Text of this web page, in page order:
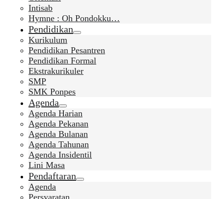
Intisab
Hymne : Oh Pondokku…
Pendidikan
Kurikulum
Pendidikan Pesantren
Pendidikan Formal
Ekstrakurikuler
SMP
SMK Ponpes
Agenda
Agenda Harian
Agenda Pekanan
Agenda Bulanan
Agenda Tahunan
Agenda Insidentil
Lini Masa
Pendaftaran
Agenda
Persyaratan